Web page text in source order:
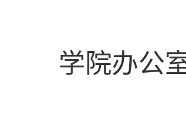
学院办公